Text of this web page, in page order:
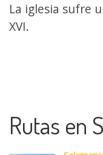
La iglesia sufre
XVI.
Rutas en